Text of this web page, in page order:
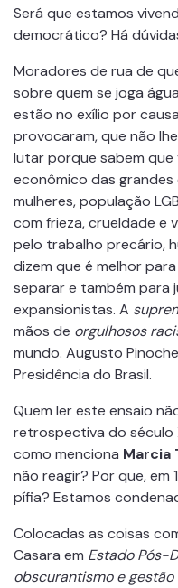
Será que estamos
democrático? Há
Moradores de rua de
sobre quem se joga
estão no exílio por
provocaram, que não
lutar porque sabem que
econômico das
mulheres, população
com frieza, crueldade e
pelo trabalho precário,
dizem que é melhor para
separar e também para
expansionistas. A
mãos de orgulhosos
mundo. Augusto
Presidência do Brasil.
Quem ler este ensaio
retrospectiva do século
como menciona Marcia
não reagir? Por que, em
pífia? Estamos
Colocadas as coisas
Casara em Estado Pós-
obscurantismo e